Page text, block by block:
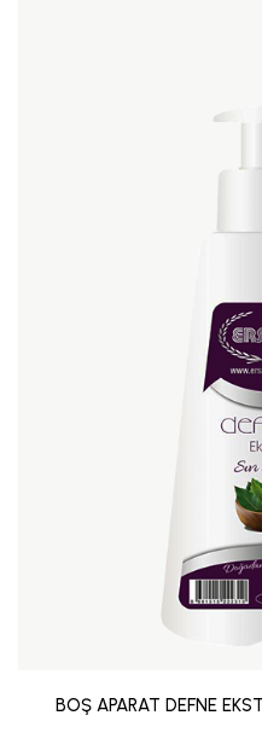
BOŞ APARAT DEFNE